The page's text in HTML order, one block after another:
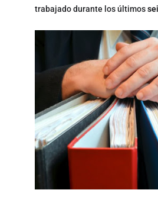
trabajado durante los últimos